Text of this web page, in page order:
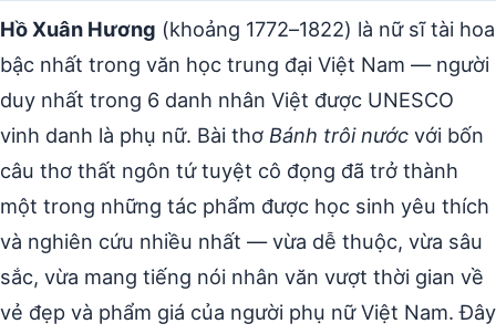
Hồ Xuân Hương (khoảng 1772–1822) là nữ sĩ tài hoa
bậc nhất trong văn học trung đại Việt Nam — người
duy nhất trong 6 danh nhân Việt được UNESCO
vinh danh là phụ nữ. Bài thơ Bánh trôi nước với bốn
câu thơ thất ngôn tứ tuyệt cô đọng đã trở thành
một trong những tác phẩm được học sinh yêu thích
và nghiên cứu nhiều nhất — vừa dễ thuộc, vừa sâu
sắc, vừa mang tiếng nói nhân văn vượt thời gian về
vẻ đẹp và phẩm giá của người phụ nữ Việt Nam. Đây